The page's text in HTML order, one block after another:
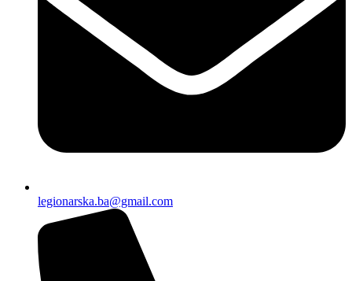
legionarska.ba@gmail.com